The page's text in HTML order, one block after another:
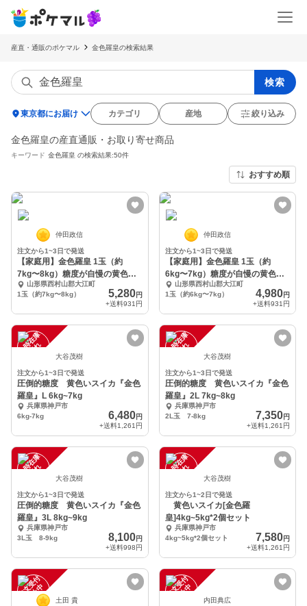
産直・通販のポケマル 金色羅皇の検索結果
検索
location_on東京都にお届け カテゴリ 産地 絞り込み
金色羅皇の産直通販・お取り寄せ商品
キーワード 金色羅皇 の検索結果:50件
おすすめ順
仲田政信
注文から1~3日で発送
【家庭用】金色羅皇 1玉（約
7kg〜8kg）糖度が自慢の黄色い
果実の大玉西瓜
山形県西村山郡大江町
1玉（約7kg〜8kg）
5,280円
+送料931円
仲田政信
注文から1~3日で発送
【家庭用】金色羅皇 1玉（約
6kg〜7kg）糖度が自慢の黄色い
果実の大玉西瓜
山形県西村山郡大江町
1玉（約6kg〜7kg）
4,980円
+送料931円
一
時
在
庫
切
れ
大谷茂樹
注文から1~3日で発送
圧倒的糖度 黄色いスイカ『金色
羅皇』L 6kg~7kg
兵庫県神戸市
6kg-7kg
6,480円
+送料1,261円
一
時
在
庫
切
れ
大谷茂樹
注文から1~3日で発送
圧倒的糖度 黄色いスイカ『金色
羅皇』2L 7kg~8kg
兵庫県神戸市
2L玉 7-8kg
7,350円
+送料1,261円
一
時
在
庫
切
れ
大谷茂樹
注文から1~3日で発送
圧倒的糖度 黄色いスイカ『金色
羅皇』3L 8kg~9kg
兵庫県神戸市
3L玉 8-9kg
8,100円
+送料998円
一
時
在
庫
切
れ
大谷茂樹
注文から1~2日で発送
黄色いスイカ[金色羅
皇]4kg~5kg*2個セット
兵庫県神戸市
4kg~5kg*2個セット
7,580円
+送料1,261円
注
文
受
付
停
止
中 土田 貴
注
文
受
付
停
止
中 内田典広